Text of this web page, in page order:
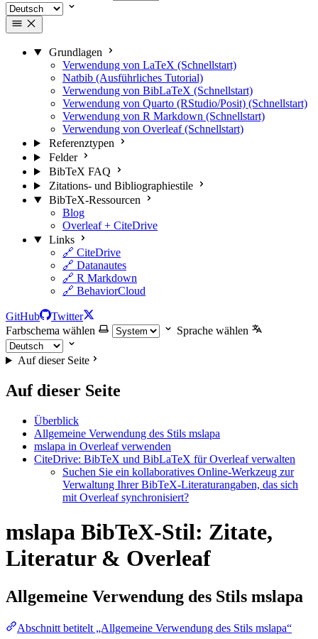
Grundlagen
Verwendung von LaTeX (Schnellstart)
Natbib (Ausführliches Tutorial)
Verwendung von BibLaTeX (Schnellstart)
Verwendung von Quarto (RStudio/Posit) (Schnellstart)
Verwendung von R Markdown (Schnellstart)
Verwendung von Overleaf (Schnellstart)
Referenztypen
Felder
BibTeX FAQ
Zitations- und Bibliographiestile
BibTeX-Ressourcen
Blog
Overleaf + CiteDrive
Links
🔗 CiteDrive
🔗 Datanautes
🔗 R Markdown
🔗 BehaviorCloud
GitHub
Twitter
Farbschema wählen
Sprache wählen
Auf dieser Seite
Auf dieser Seite
Überblick
Allgemeine Verwendung des Stils mslapa
mslapa in Overleaf verwenden
CiteDrive: BibTeX und BibLaTeX für Overleaf verwalten
Suchen Sie ein kollaboratives Online-Werkzeug zur
Verwaltung Ihrer BibTeX-Literaturangaben, das sich
mit Overleaf synchronisiert?
mslapa BibTeX-Stil: Zitate,
Literatur & Overleaf
Allgemeine Verwendung des Stils mslapa
Abschnitt betitelt „Allgemeine Verwendung des Stils mslapa“